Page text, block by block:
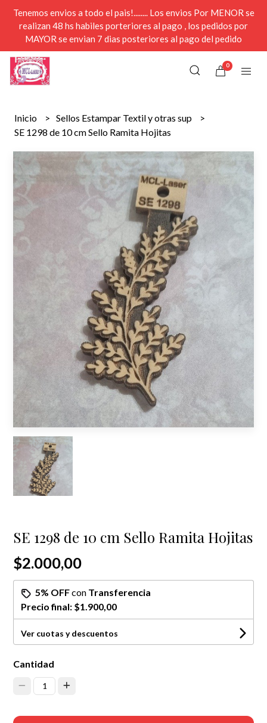
Tenemos envios a todo el pais!........ Los envios Por MENOR se
realizan 48 hs habiles porteriores al pago , los pedidos por
MAYOR se envian 7 dias posteriores al pago del pedido
0
Inicio
Sellos Estampar Textil y otras sup
SE 1298 de 10 cm Sello Ramita Hojitas
SE 1298 de 10 cm Sello Ramita Hojitas
$2.000,00
5% OFFcon Transferencia
Precio final: $1.900,00
Ver cuotas y descuentos
Cantidad
1